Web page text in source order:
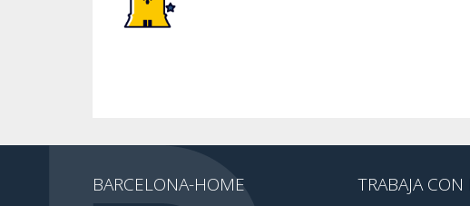
BARCELONA-HOME TRABAJA